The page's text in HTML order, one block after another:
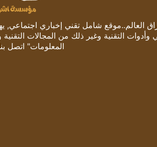
العالم..موقع شامل تقني إخباري اجتماعي,
وأدوات التقنية وغير ذلك من المجالات
المعلومات" اتصل